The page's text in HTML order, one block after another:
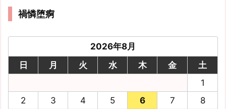
禍憐堕痾
2026年8月
日
月 火 水 木 金
土
1
2
3 4 5 6 7
8